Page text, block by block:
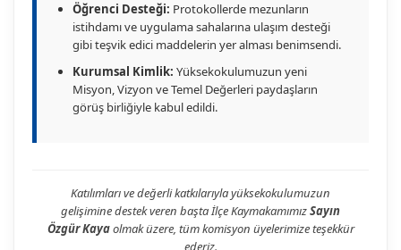
Öğrenci Desteği: Protokollerde mezunların
istihdamı ve uygulama sahalarına ulaşım desteği
gibi teşvik edici maddelerin yer alması benimsendi.
Kurumsal Kimlik: Yüksekokulumuzun yeni
Misyon, Vizyon ve Temel Değerleri paydaşların
görüş birliğiyle kabul edildi.
Katılımları ve değerli katkılarıyla yüksekokulumuzun
gelişimine destek veren başta İlçe KaymakamımızSayın
Özgür Kayaolmak üzere, tüm komisyon üyelerimize teşekkür
ederiz.